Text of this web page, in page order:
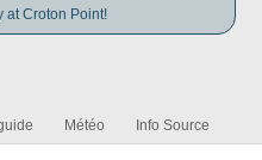
at Croton Point!
Météo Info Source